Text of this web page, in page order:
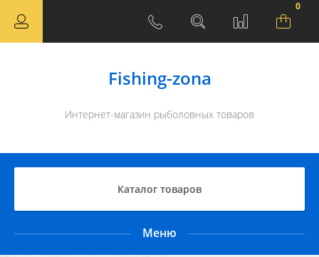
0
Fishing-zona
Интернет-магазин рыболовных товаров
Каталог товаров
Меню